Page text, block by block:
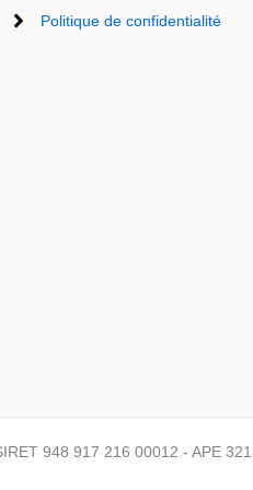
Politique de confidentialité
948 917 216 00012 - APE